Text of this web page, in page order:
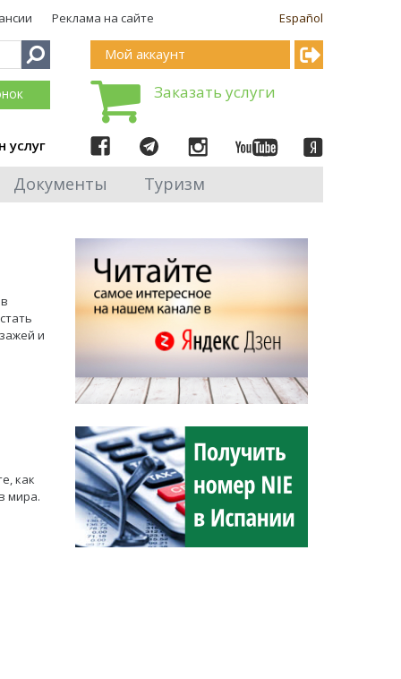
Español
Реклама на сайте
услуг
Мой аккаунт
Заказать услуги
Документы Туризм
и
как
мира.